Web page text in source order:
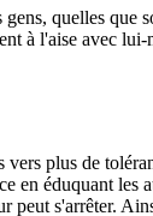
quelles que
à l'aise avec
plus de
en éduquant les
peut s'arrêter.